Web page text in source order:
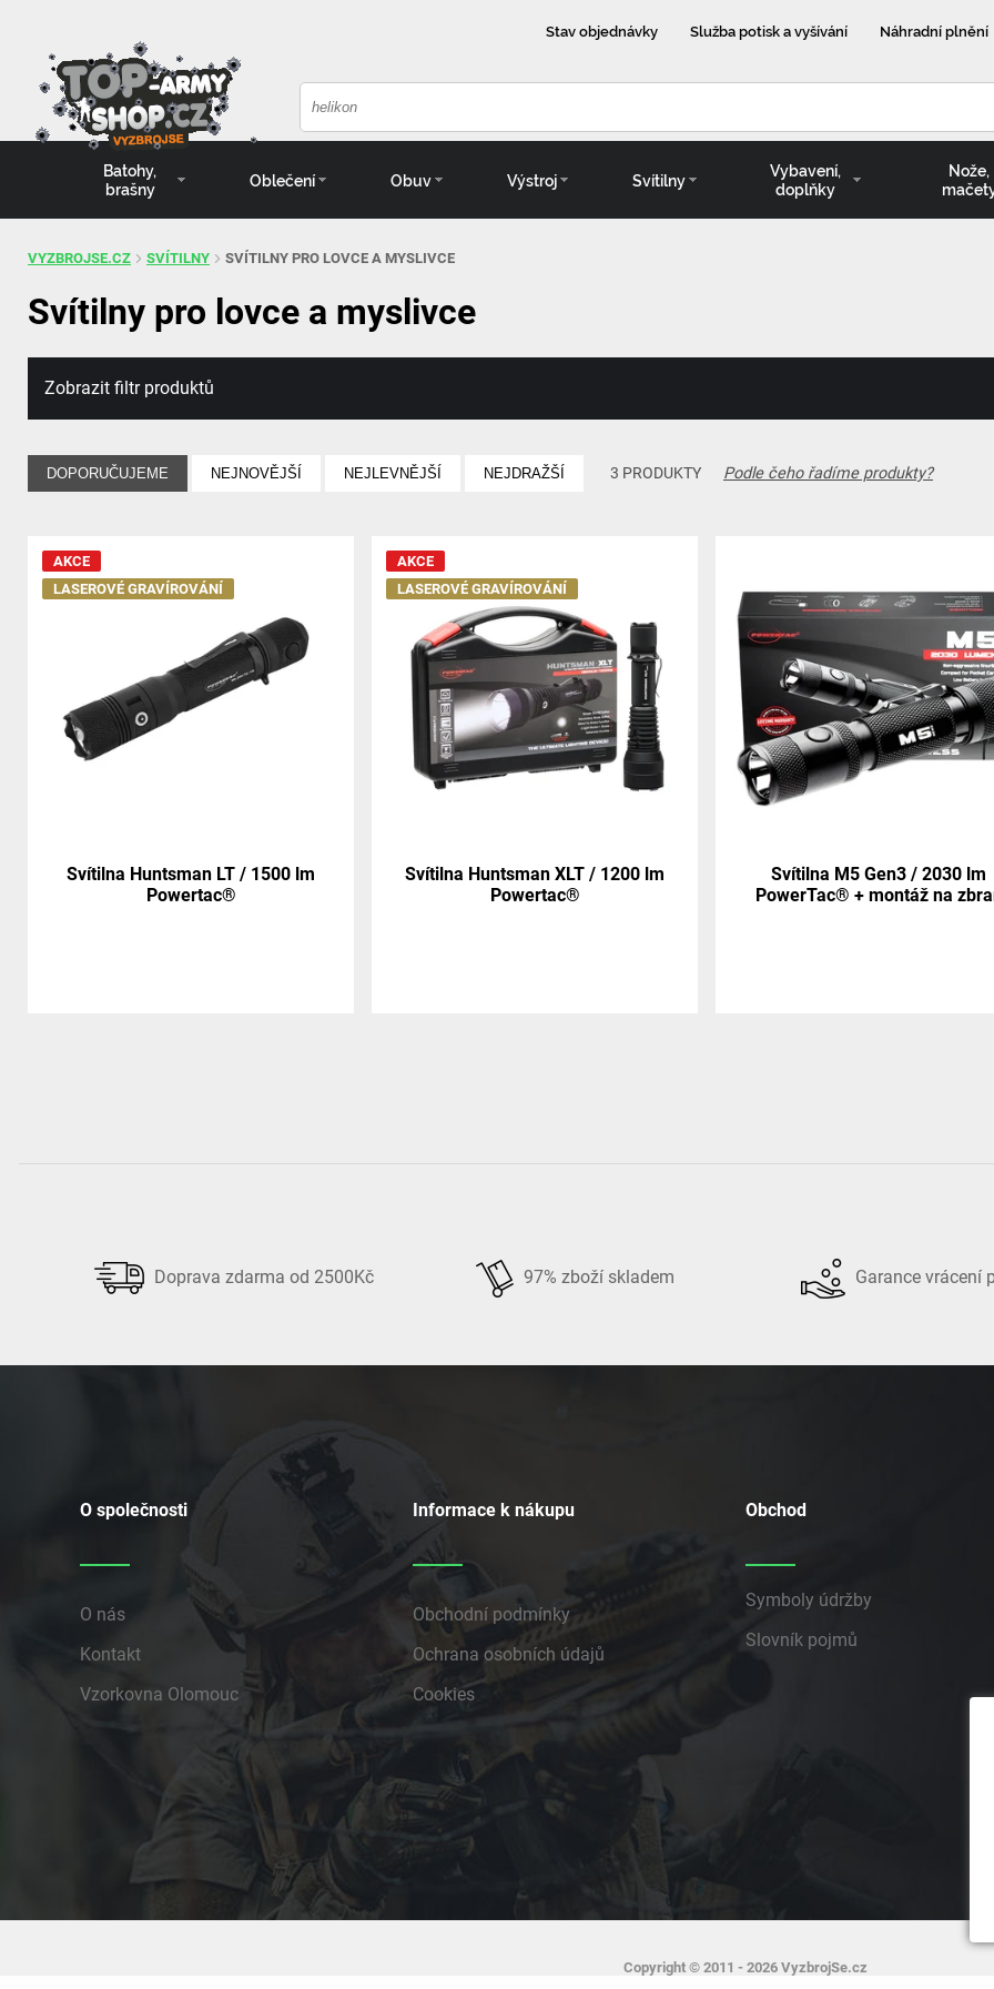
Stav objednávky Služba potisk a vyšívání Náhradní plnění
Batohy,
brašny
Oblečení Obuv Výstroj Svítilny
Vybavení,
doplňky
Nože,
VYZBROJSE.CZ SVÍTILNY SVÍTILNY PRO LOVCE A MYSLIVCE
Svítilny pro lovce a myslivce
Zobrazit filtr produktů
DOPORUČUJEME NEJNOVĚJŠÍ NEJLEVNĚJŠÍ NEJDRAŽŠÍ 3 PRODUKTY Podle čeho řadíme produkty?
AKCE
LASEROVÉ GRAVÍROVÁNÍ
Svítilna Huntsman LT / 1500 lm
Powertac®
AKCE
LASEROVÉ GRAVÍROVÁNÍ
Svítilna Huntsman XLT / 1200 lm
Powertac®
Svítilna M5 Gen3 / 2030 lm
PowerTac® + montáž na
Doprava zdarma od 2500Kč 97% zboží skladem Garance vrácení
O společnosti
O nás
Kontakt
Vzorkovna Olomouc
Informace k nákupu
Obchodní podmínky
Ochrana osobních údajů
Cookies
Obchod
Symboly údržby
Slovník pojmů
Copyright © 2011 - 2026 VyzbrojSe.cz